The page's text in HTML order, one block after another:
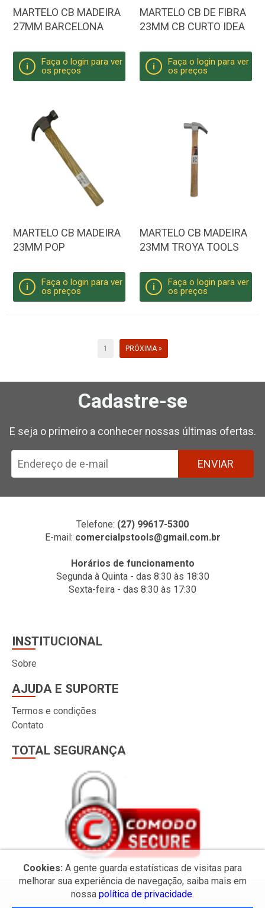
MARTELO CB MADEIRA
27MM BARCELONA
i
Faça o login para ver
os preços
MARTELO CB DE FIBRA
23MM CB CURTO IDEA
i
Faça o login para ver
os preços
MARTELO CB MADEIRA
23MM POP
i
Faça o login para ver
os preços
MARTELO CB MADEIRA
23MM TROYA TOOLS
i
Faça o login para ver
os preços
1 PRÓXIMA »
Cadastre-se
E seja o primeiro a conhecer nossas últimas ofertas.
ENVIAR
Telefone: (27) 99617-5300
E-mail: comercialpstools@gmail.com.br
Horários de funcionamento
Segunda à Quinta - das 8:30 às 18:30
Sexta-feira - das 8:30 às 17:30
INSTITUCIONAL
Sobre
AJUDA E SUPORTE
Termos e condições
Contato
TOTAL SEGURANÇA
Cookies: A gente guarda estatísticas de visitas para
melhorar sua experiência de navegação, saiba mais em
nossa política de privacidade.
© 2026 PS Tools.